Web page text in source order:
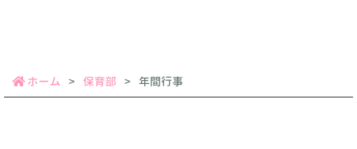
ホーム 保育部 年間行事